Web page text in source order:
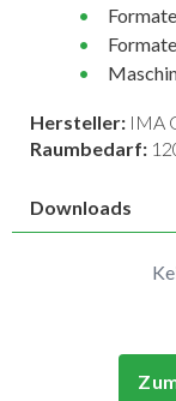
Hersteller: IMA
Raumbedarf:
Downloads